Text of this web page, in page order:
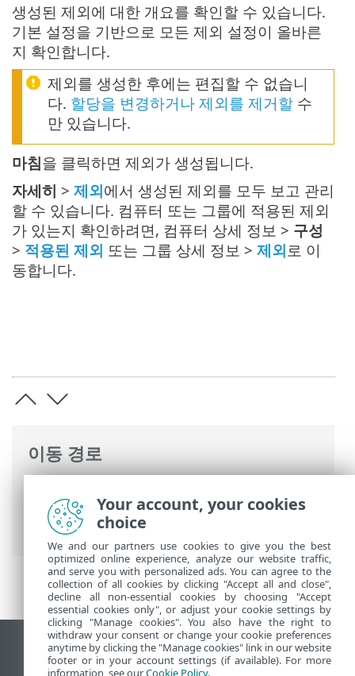
이동 경로
ESET PROTECT 사용>ESET PROTECT 기본
메뉴>탐지> 제외 생성
생성된 제외에 대한 개요를 확인할 수 있습니다.
기본 설정을 기반으로 모든 제외 설정이 올바른
지 확인합니다.
제외를 생성한 후에는 편집할 수 없습니
다. 할당을 변경하거나 제외를 제거할 수
만 있습니다.
마침을 클릭하면 제외가 생성됩니다.
자세히 > 제외에서 생성된 제외를 모두 보고 관리
할 수 있습니다. 컴퓨터 또는 그룹에 적용된 제외
가 있는지 확인하려면, 컴퓨터 상세 정보 > 구성
> 적용된 제외 또는 그룹 상세 정보 > 제외 로 이
동합니다.
데스크톱 사이트 보기
Your account, your cookies
choice
We and our partners use cookies to give you the best
optimized online experience, analyze our website traffic,
and serve you with personalized ads. You can agree to the
collection of all cookies by clicking "Accept all and close",
decline all non-essential cookies by choosing "Accept
essential cookies only", or adjust your cookie settings by
clicking "Manage cookies". You also have the right to
withdraw your consent or change your cookie preferences
anytime by clicking the "Manage cookies" link in our website
footer or in your account settings (if available). For more
information, see ourCookie Policy.